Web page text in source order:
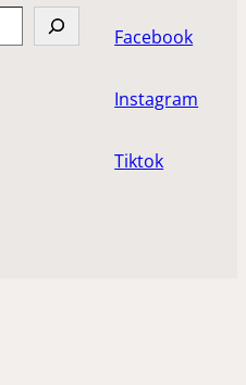
Facebook
Instagram
Tiktok